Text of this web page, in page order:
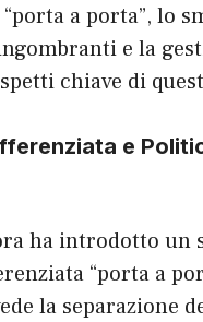
a porta”, lo
e la
chiave di
e
ha introdotto un
“porta a
la separazione